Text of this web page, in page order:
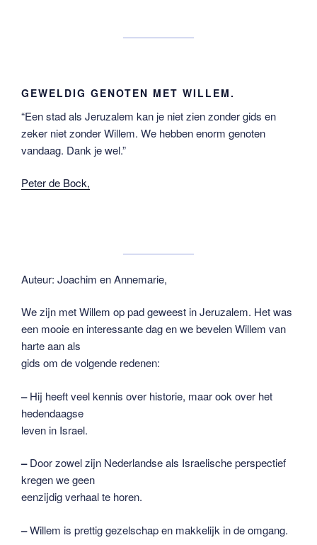
GEWELDIG GENOTEN MET WILLEM.
“Een stad als Jeruzalem kan je niet zien zonder gids en
zeker niet zonder Willem. We hebben enorm genoten
vandaag. Dank je wel.”
Peter de Bock,
Auteur: Joachim en Annemarie,
We zijn met Willem op pad geweest in Jeruzalem. Het was
een mooie en interessante dag en we bevelen Willem van
harte aan als
gids om de volgende redenen:
–Hij heeft veel kennis over historie, maar ook over het
hedendaagse
leven in Israel.
–Door zowel zijn Nederlandse als Israelische perspectief
kregen we geen
eenzijdig verhaal te horen.
–Willem is prettig gezelschap en makkelijk in de omgang.